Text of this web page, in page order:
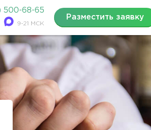
500-68-65
9-21 МСК
Разместить заявку